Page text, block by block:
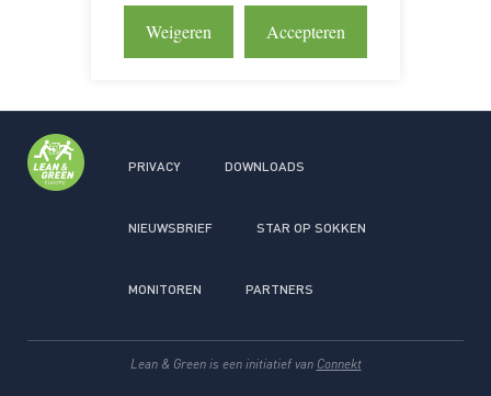
Wachtwoord vergeten?
PRIVACY DOWNLOADS
NIEUWSBRIEF STAR OP SOKKEN
MONITOREN PARTNERS
Lean & Green is een initiatief van Connekt
Weigeren Accepteren